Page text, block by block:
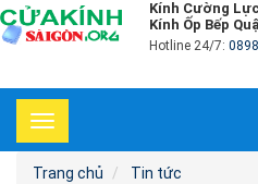
Kính Cường
Kính Ốp Bếp
Hotline 24/7:
Toggle
navigation
Trang chủ
Tin tức